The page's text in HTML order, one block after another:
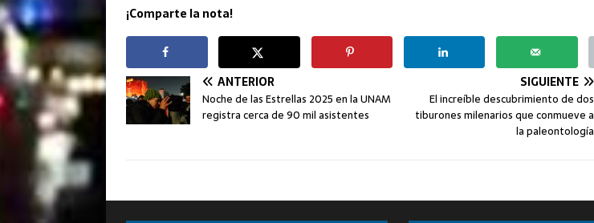
¡Comparte la nota!
ANTERIOR
Noche de las Estrellas 2025 en la UNAM
registra cerca de 90 mil asistentes
SIGUIENTE
El increíble descubrimiento de dos
tiburones milenarios que conmueve a
la paleontología